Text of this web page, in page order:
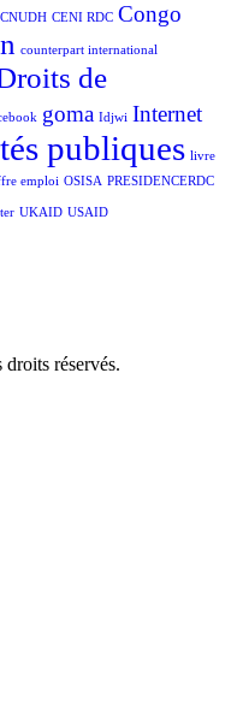
CENI RDC Congo
counterpart international
de
goma Idjwi Internet
publiques livre
emploi OSISA PRESIDENCERDC
UKAID USAID
réservés.